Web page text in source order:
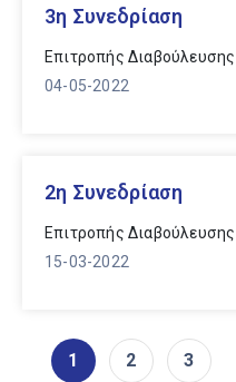
3η Συνεδρίαση
Επιτροπής Διαβούλευσης
04-05-2022
2η Συνεδρίαση
Επιτροπής Διαβούλευσης
15-03-2022
1 2 3